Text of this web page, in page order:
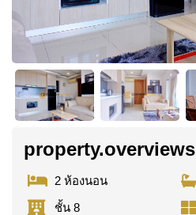
property.overviews
2 ห้องนอน
ชั้น 8